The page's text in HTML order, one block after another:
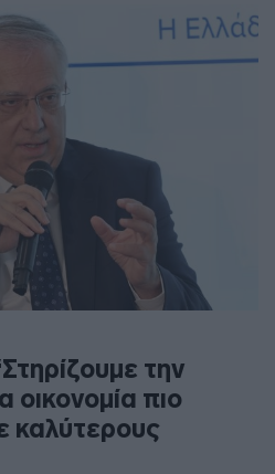
την
οικονομία πιο
καλύτερους